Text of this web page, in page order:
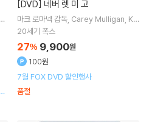
[DVD] 네버 렛 미 고
마크 로마넥 감독 Carey Mulligan Kei
ra Knightley
20세기 폭스
27% 9,900원
100원
7월 FOX DVD 할인행사
품절